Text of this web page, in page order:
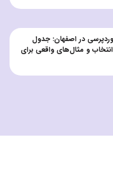
در اصفهان: جدول
و مثال‌های واقعی برای
متوسط